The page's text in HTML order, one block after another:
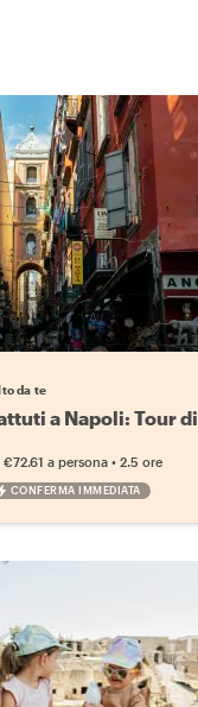
preferito
da te
a Napoli: Tour di
€72.61 a persona• 2.5 ore
CONFERMA IMMEDIATA